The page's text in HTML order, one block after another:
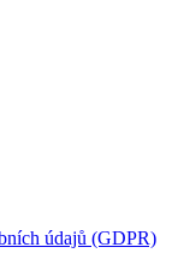
údajů (GDPR)